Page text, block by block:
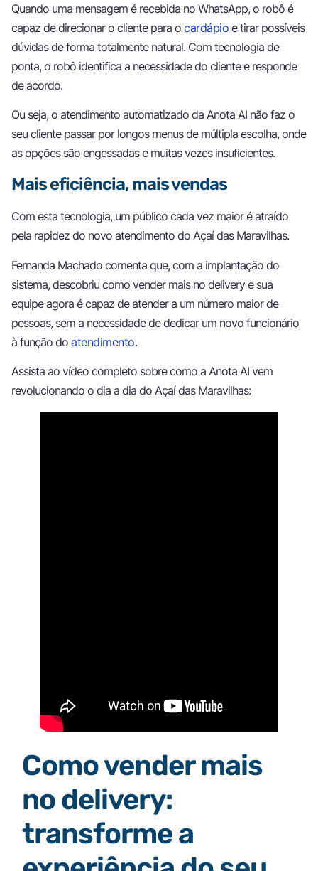
Quando uma mensagem é recebida no WhatsApp, o robô é
capaz de direcionar o cliente para o cardápio e tirar possíveis
dúvidas de forma totalmente natural. Com tecnologia de
ponta, o robô identifica a necessidade do cliente e responde
de acordo.
Ou seja, o atendimento automatizado da Anota AI não faz o
seu cliente passar por longos menus de múltipla escolha, onde
as opções são engessadas e muitas vezes insuficientes.
Mais eficiência, mais vendas
Com esta tecnologia, um público cada vez maior é atraído
pela rapidez do novo atendimento do Açaí das Maravilhas.
Fernanda Machado comenta que, com a implantação do
sistema, descobriu como vender mais no delivery e sua
equipe agora é capaz de atender a um número maior de
pessoas, sem a necessidade de dedicar um novo funcionário
à função do atendimento.
Assista ao vídeo completo sobre como a Anota AI vem
revolucionando o dia a dia do Açaí das Maravilhas:
Como vender mais
no delivery:
transforme a